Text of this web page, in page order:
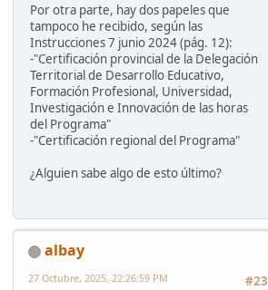
Por otra parte, hay dos papeles que
tampoco he recibido, según las
Instrucciones 7 junio 2024 (pág. 12):
-"Certificación provincial de la Delegación
Territorial de Desarrollo Educativo,
Formación Profesional, Universidad,
Investigación e Innovación de las horas
del Programa"
-"Certificación regional del Programa"
¿Alguien sabe algo de esto último?
albay
#23
27 Octubre, 2025, 22:26:59 PM